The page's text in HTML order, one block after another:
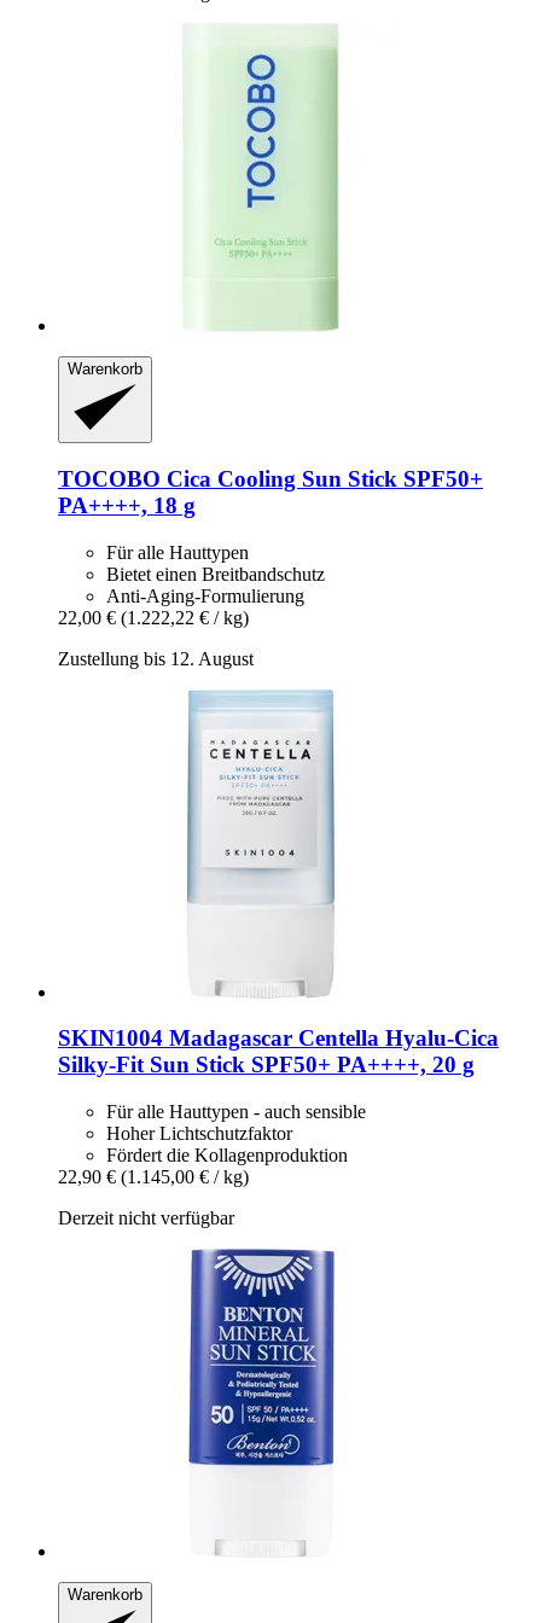
Warenkorb
TOCOBO Cica Cooling Sun Stick SPF50+
PA++++, 18 g
Für alle Hauttypen
Bietet einen Breitbandschutz
Anti-Aging-Formulierung
22,00 € (1.222,22 € / kg)
Zustellung bis 12. August
SKIN1004 Madagascar Centella Hyalu-​Cica
Silky-​Fit Sun Stick SPF50+ PA++++, 20 g
Für alle Hauttypen - auch sensible
Hoher Lichtschutzfaktor
Fördert die Kollagenproduktion
22,90 € (1.145,00 € / kg)
Derzeit nicht verfügbar
Warenkorb